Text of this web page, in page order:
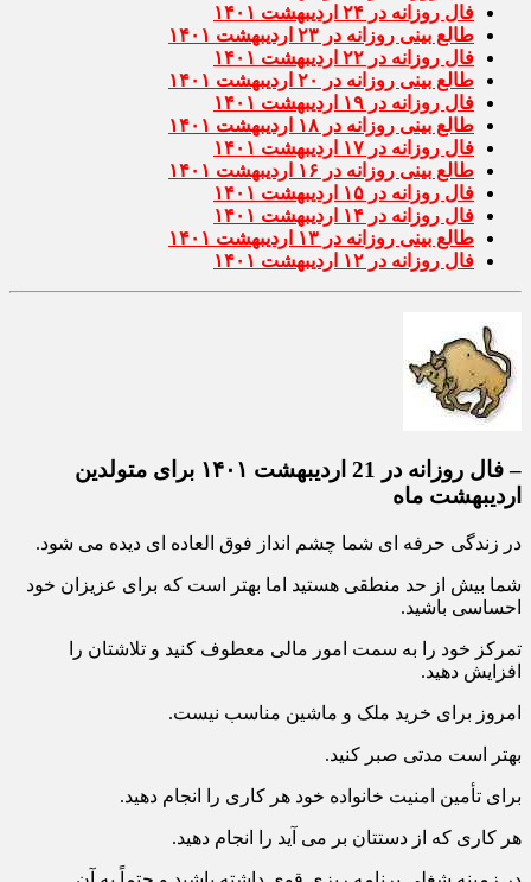
فال روزانه در ۲۵ اردیبهشت ۱۴۰۱
فال روزانه در ۲۴ اردیبهشت ۱۴۰۱
طالع بینی روزانه در ۲۳ اردیبهشت ۱۴۰۱
فال روزانه در ۲۲ اردیبهشت ۱۴۰۱
طالع بینی روزانه در ۲۰ اردیبهشت ۱۴۰۱
فال روزانه در ۱۹ اردیبهشت ۱۴۰۱
طالع بینی روزانه در ۱۸ اردیبهشت ۱۴۰۱
فال روزانه در ۱۷ اردیبهشت ۱۴۰۱
طالع بینی روزانه در ۱۶ اردیبهشت ۱۴۰۱
فال روزانه در ۱۵ اردیبهشت ۱۴۰۱
فال روزانه در ۱۴ اردیبهشت ۱۴۰۱
طالع بینی روزانه در ۱۳ اردیبهشت ۱۴۰۱
شما بیش از حد منطقی هستید اما بهتر است که برای عزیزان خود
تمرکز خود را به سمت امور مالی معطوف کنید و تلاشتان را